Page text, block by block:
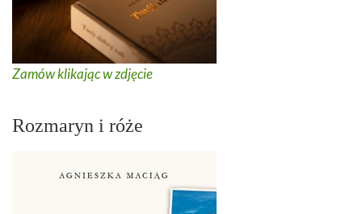
Zamów klikając w zdjęcie
Rozmaryn i róże